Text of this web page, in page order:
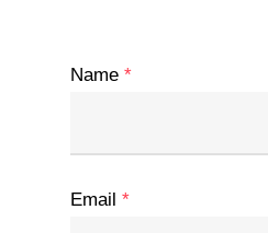
Name *
Email *